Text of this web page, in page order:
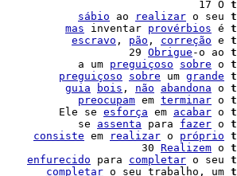
|                               17 O
sábio ao realizar o seu
mas inventar provérbios é
escravo , pão , correção e
|                    29 Obrigue -o ao
|            a um preguiçoso sobre o
preguiçoso sobre um grande
guia bois , não abandona o
preocupam em terminar o
|         Ele se esforça em acabar o
|            se assenta para fazer o
consiste em realizar o próprio
|                      30 Realizem o
enfurecido para completar o seu
completar o seu trabalho, um